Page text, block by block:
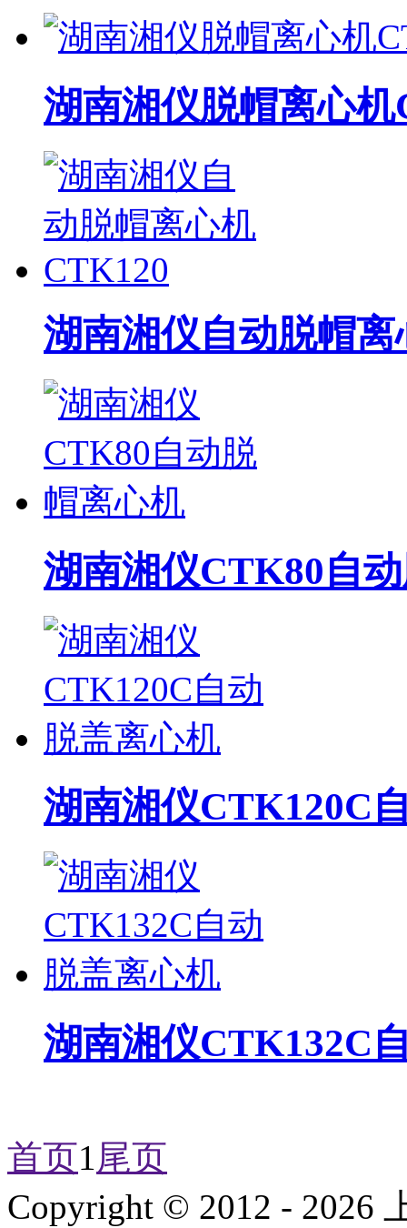
湖南湘仪脱帽离心
湖南湘仪自动脱帽
湖南湘仪CTK80自
湖南湘仪CTK120C
湖南湘仪CTK132C
首页1尾页
Copyright © 2012 - 2026